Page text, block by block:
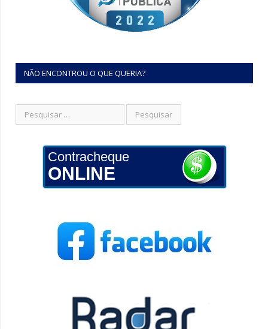
NÃO ENCONTROU O QUE QUERIA?
Contracheque
ONLINE